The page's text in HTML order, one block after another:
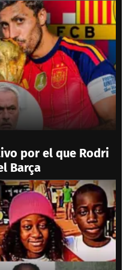
por el que Rodri
Barça